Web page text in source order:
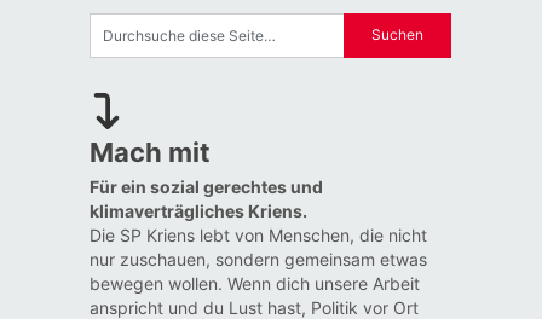
Mach mit
Für ein sozial gerechtes und
klimaverträgliches Kriens.
Die SP Kriens lebt von Menschen, die nicht
nur zuschauen, sondern gemeinsam etwas
bewegen wollen. Wenn dich unsere Arbeit
anspricht und du Lust hast, Politik vor Ort